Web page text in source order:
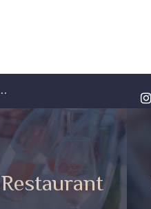
Restaurant